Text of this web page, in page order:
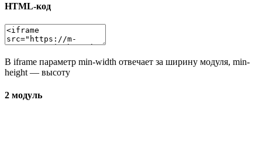
HTML-код
В iframe параметр min-width отвечает за ширину модуля, min-
height — высоту
2 модуль